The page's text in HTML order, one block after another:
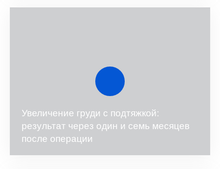
Увеличение груди с подтяжкой:
результат через один и семь месяцев
после операции